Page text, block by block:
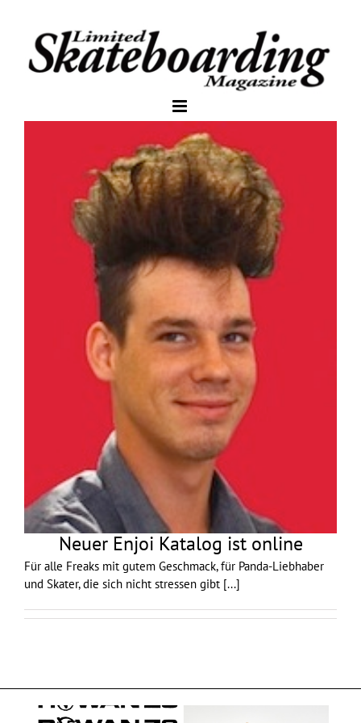
Neuer Enjoi Katalog ist online
Für alle Freaks mit gutem Geschmack, für Panda-Liebhaber
und Skater, die sich nicht stressen gibt [...]